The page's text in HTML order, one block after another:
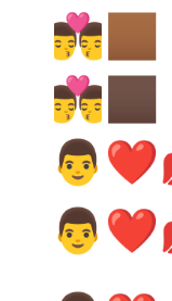
👨‍❤️‍💋‍👨🏾
👨‍❤️‍💋‍👨🏿